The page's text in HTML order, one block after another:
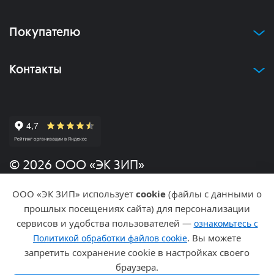
Покупателю
Контакты
© 2026 ООО «ЭК ЗИП»
Политика конфиденциальности
Разработка и продвижение
ООО «ЭК ЗИП» использует cookie (файлы с данными о
прошлых посещениях сайта) для персонализации
сервисов и удобства пользователей — ознакомьтесь с
Политикой обработки файлов cookie. Вы можете
запретить сохранение cookie в настройках своего
браузера.